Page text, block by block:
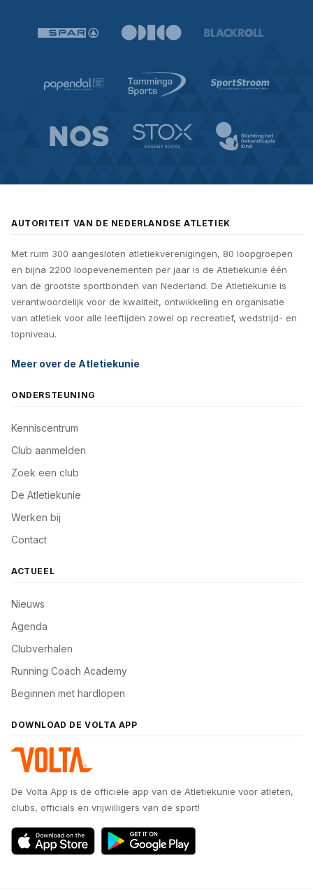
AUTORITEIT VAN DE NEDERLANDSE ATLETIEK
Met ruim 300 aangesloten atletiekverenigingen, 80 loopgroepen
en bijna 2200 loopevenementen per jaar is de Atletiekunie één
van de grootste sportbonden van Nederland. De Atletiekunie is
verantwoordelijk voor de kwaliteit, ontwikkeling en organisatie
van atletiek voor alle leeftijden zowel op recreatief, wedstrijd- en
topniveau.
Meer over de Atletiekunie
ONDERSTEUNING
Kenniscentrum
Club aanmelden
Zoek een club
De Atletiekunie
Werken bij
Contact
ACTUEEL
Nieuws
Agenda
Clubverhalen
Running Coach Academy
Beginnen met hardlopen
DOWNLOAD DE VOLTA APP
De Volta App is de officiële app van de Atletiekunie voor atleten,
clubs, officials en vrijwilligers van de sport!